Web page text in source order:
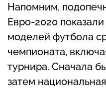
Напомним,
Евро-2020
моделей футбола
чемпионата,
турнира. Сначала
затем